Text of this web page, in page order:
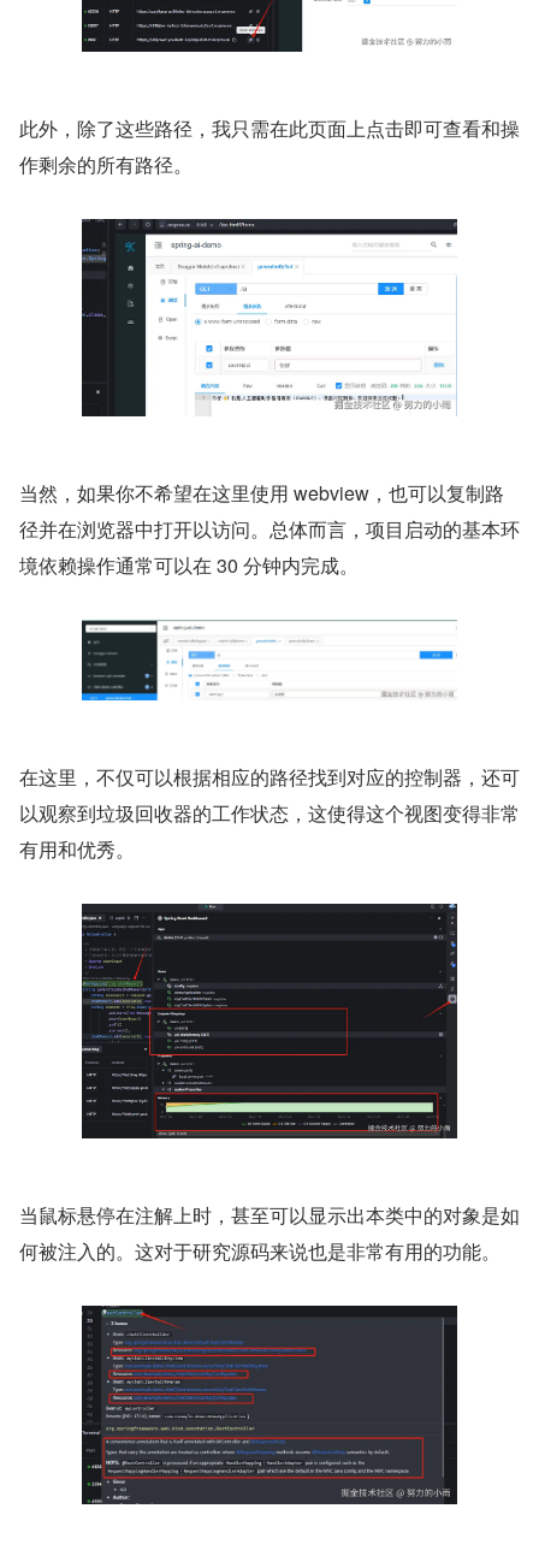
此外，除了这些路径，我只需在此页面上点击即可查看和操
作剩余的所有路径。
当然，如果你不希望在这里使用 webview，也可以复制路
径并在浏览器中打开以访问。总体而言，项目启动的基本环
境依赖操作通常可以在 30 分钟内完成。
在这里，不仅可以根据相应的路径找到对应的控制器，还可
以观察到垃圾回收器的工作状态，这使得这个视图变得非常
有用和优秀。
当鼠标悬停在注解上时，甚至可以显示出本类中的对象是如
何被注入的。这对于研究源码来说也是非常有用的功能。